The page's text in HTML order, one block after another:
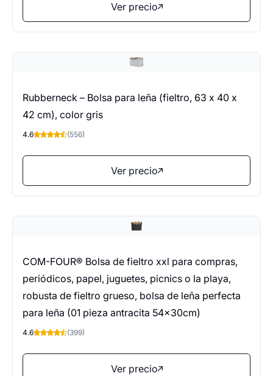
Ver precio
Rubberneck – Bolsa para leña (fieltro, 63 x 40 x
42 cm), color gris
4.6 (556)
Ver precio
COM-FOUR® Bolsa de fieltro xxl para compras,
periódicos, papel, juguetes, picnics o la playa,
robusta de fieltro grueso, bolsa de leña perfecta
para leña (01 pieza antracita 54x30cm)
4.6 (399)
Ver precio